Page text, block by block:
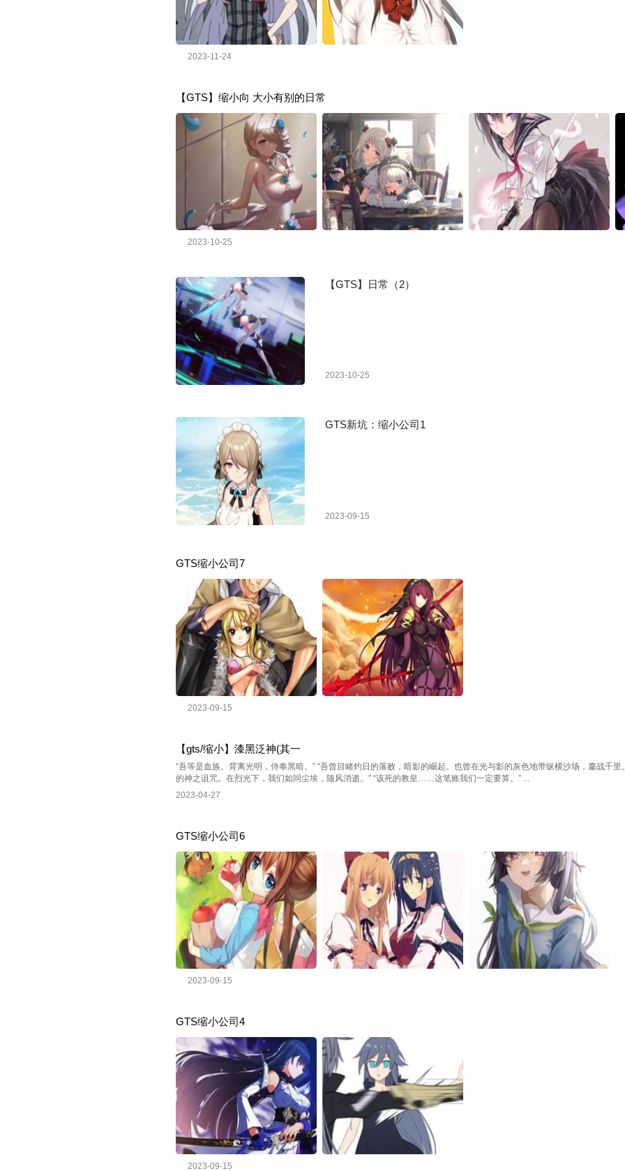
2023-11-24
【GTS】缩小向 大小有别的日常
2023-10-25
【GTS】日常（2）
2023-10-25
GTS新坑：缩小公司1
2023-09-15
GTS缩小公司7
2023-09-15
【gts/缩小】漆黑泛神(其一
“吾等是血族。背离光明，侍奉黑暗。” “吾曾目睹灼日的落败，暗影的崛起。也曾在光与影的灰色地带纵横沙场，鏖战千里
的神之诅咒。在烈光下，我们如同尘埃，随风消逝。” “该死的教皇……这笔账我们一定要算。” ...
2023-04-27
GTS缩小公司6
2023-09-15
GTS缩小公司4
2023-09-15